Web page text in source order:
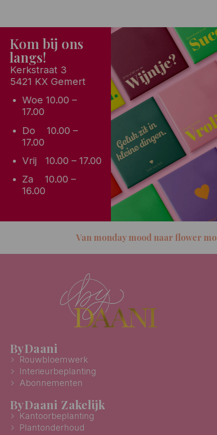
Kom bij ons
langs!
Kerkstraat 3
5421 KX Gemert
Woe 10.00 –
17.00
Do 10.00 –
17.00
Vrij 10.00 – 17.00
Za 10.00 –
16.00
Van monday mood naar flower mood
ByDaani
Rouwbloemwerk
Interieurbeplanting
Abonnementen
ByDaani Zakelijk
Kantoorbeplanting
Plantonderhoud